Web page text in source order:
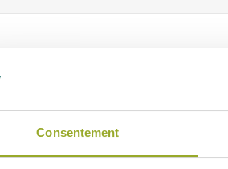
Consentement